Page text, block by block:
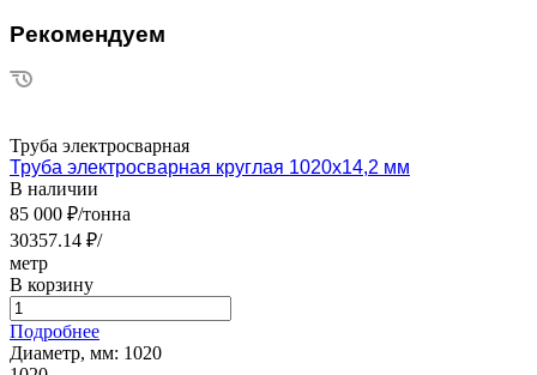
Рекомендуем
Труба электросварная
Труба электросварная круглая 1020х14,2 мм
В наличии
85 000 ₽/тонна
30357.14 ₽/
метр
В корзину
Подробнее
Диаметр, мм: 1020